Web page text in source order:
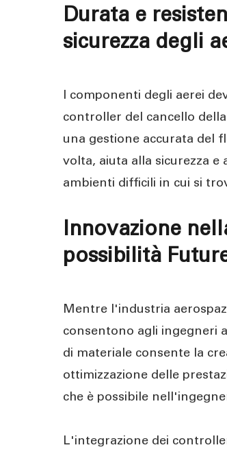
Durata e
sicurezza degli
I componenti degli aerei
controller del cancello
una gestione accurata del
volta, aiuta alla sicurezza
ambienti difficili in cui si
Innovazione
possibilità
Mentre l'industria
consentono agli ingegneri
di materiale consente la
ottimizzazione delle
che è possibile
L'integrazione dei